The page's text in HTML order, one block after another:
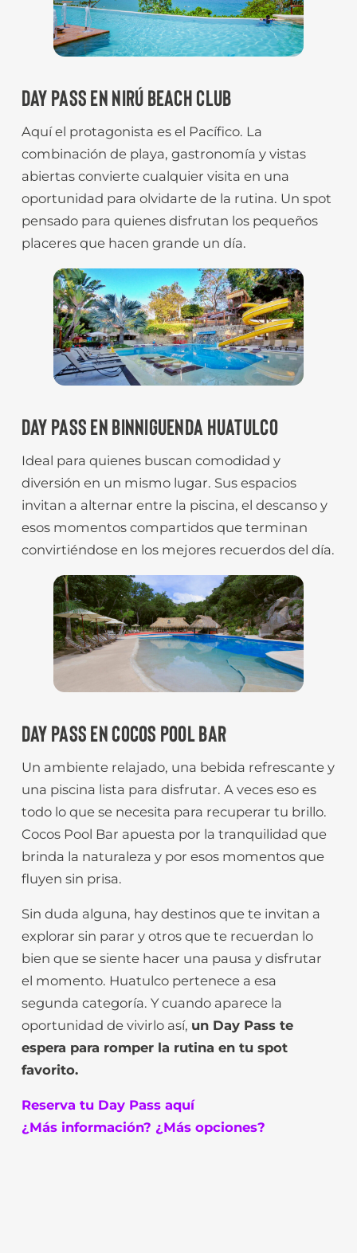
DAY PASS EN NIRÚ BEACH CLUB
Aquí el protagonista es el Pacífico. La
combinación de playa, gastronomía y vistas
abiertas convierte cualquier visita en una
oportunidad para olvidarte de la rutina. Un spot
pensado para quienes disfrutan los pequeños
placeres que hacen grande un día.
DAY PASS EN BINNIGUENDA HUATULCO
Ideal para quienes buscan comodidad y
diversión en un mismo lugar. Sus espacios
invitan a alternar entre la piscina, el descanso y
esos momentos compartidos que terminan
convirtiéndose en los mejores recuerdos del día.
DAY PASS EN COCOS POOL BAR
Un ambiente relajado, una bebida refrescante y
una piscina lista para disfrutar. A veces eso es
todo lo que se necesita para recuperar tu brillo.
Cocos Pool Bar apuesta por la tranquilidad que
brinda la naturaleza y por esos momentos que
fluyen sin prisa.
Sin duda alguna, hay destinos que te invitan a
explorar sin parar y otros que te recuerdan lo
bien que se siente hacer una pausa y disfrutar
el momento. Huatulco pertenece a esa
segunda categoría. Y cuando aparece la
oportunidad de vivirlo así, un Day Pass te
espera para romper la rutina en tu spot
favorito.
Reserva tu Day Pass aquí
¿Más información? ¿Más opciones?